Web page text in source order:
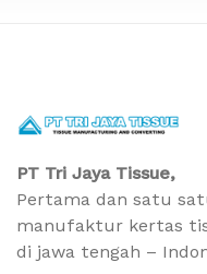
PT Tri Jaya Tissue,
Pertama dan satu
manufaktur kertas
di jawa tengah –